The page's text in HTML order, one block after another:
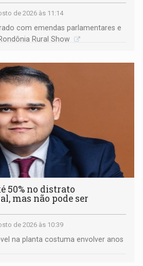
de 2026 às 11:14
com emendas parlamentares e
Rural Show
50% no distrato
mas não pode ser
de 2026 às 10:39
na planta costuma envolver anos